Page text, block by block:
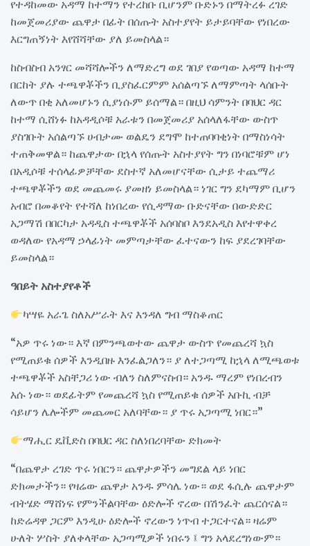
የተዳከመው አዳማ ከተማን የተረከቡ ቢሆንም ቡድኑን በማትረፉ ረገድ
ከመጀመሪያው ጨዋታ በፊት በሰጡት አስተያየት ይታይባቸው የነበረው
እርግጠኝነት እየሸሻቸው ያለ ይመስላል።
ከስብስብ አንፃር መሻሻሎችን ለማድረግ ወደ ገበያ የወጣው አዳማ ከተማ
በርከት ያሉ ተጫዋቾችን ቢያስፈርምም አሰልጣኙ ለማምጣት ላሰቡት
ለውጥ በቂ አለመሆኑን ሲያነሱም ይሰማል። በዚህ ሳምንት በባህር ዳር
ከተማ ሲሸነፉ ከአዳዲሶቹ አራቱን በመጀመሪያ አሰላለፋቸው ውስጥ
ያስገቡት አሰልጣኙ ሀብታሙ ወልዴን ደግሞ ከተጠባባቂነት በማስነሳት
ተጠቅመዋል። ከጨዋታው በኋላ የሰጡት አስተያየት ግን በነባሮቹም ሆነ
በአዲሶቹ ተሰላፊዎቻቸው ደስተኛ አለመሆናቸው ሲታይ ተጨማሪ
ተጫዋቾችን ወደ መጨመሩ ያመዘነ ይመስላል። ነገር ግን ደካማም ቢሆን
አብሮ በመቆየት የተሻለ ከነበረው የሲዳማው ቡድናቸው በውድድር
አጋማሽ በበርካታ አዳዲስ ተጫዋቾች አሰባስቦ እንደአዲስ እየተዋቀረ
ወዳለው የአዳማ ኃላፊነት መምጣታቸው ፈተናውን ከፍ ያደረገባቸው
ይመስላል።
ዓበይት አስተያየቶች
ካሣዬ አራጌ ስለአሥራት እና እንዳለ ግብ ማስቆጠር
“አዎ ጥሩ ነው። እኛ በምንጫወተው ጨዋታ ውስጥ የመጨረሻ ኳስ
የሚጠይቁ ሰዎች እንዲበዙ እንፈልጋለን። ያ ለተጋጣሚ ከኋላ ለሚጫወቱ
ተጫዋቾች አስቸጋሪ ነው ብለን ስለምናስብ። አንዱ ማረም የነበረብን
እሱ ነው። ወደፊትም የመጨረሻ ኳስ የሚጠይቁ ሰዎች አቡኪ ብቻ
ሳይሆን ሌሎችም መጨመር አለባቸው። ያ ጥሩ አጋጣሚ ነበር።”
ማሒር ዴቪድስ በባህር ዳር ስለነበረባቸው ድክመት
“በጨዋታ ረገድ ጥሩ ነበርን። ጨዋታዎችን መግደል ላይ ነበር
ድክመታችን። የዛሬው ጨዋታ አንዱ ምሳሌ ነው። ወደ ፋሲሉ ጨዋታም
ብትሄድ ማሸነፍ የምንችልባቸው ዕድሎች ኖረው በሽንፈት ጨርሰናል።
ከድሬዳዋ ጋርም እንዲሁ ዕድሎች ኖረውን ነጥብ ተጋርተናል። ዛሬም
ሁለት ሦስት ያለቀላቸው አጋጣሚዎች ነበሩን ፤ ግን አላደረግነውም።